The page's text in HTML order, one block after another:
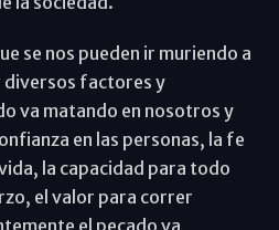
se nos pueden ir muriendo a
diversos factores y
va matando en nosotros y
en las personas, la fe
la capacidad para todo
el valor para correr
el pecado va